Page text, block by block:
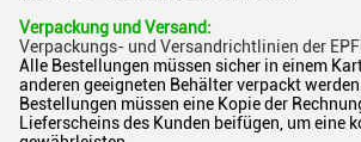
Verpackung und Versand:
Verpackungs- und Versandrichtlinien der
Alle Bestellungen müssen sicher in einem
anderen geeigneten Behälter verpackt werden.
Bestellungen müssen eine Kopie der
Lieferscheins des Kunden beifügen, um eine